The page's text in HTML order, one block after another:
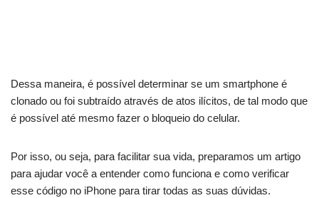
Dessa maneira, é possível determinar se um smartphone é
clonado ou foi subtraído através de atos ilícitos, de tal modo que
é possível até mesmo fazer o bloqueio do celular.
Por isso, ou seja, para facilitar sua vida, preparamos um artigo
para ajudar você a entender como funciona e como verificar
esse código no iPhone para tirar todas as suas dúvidas.